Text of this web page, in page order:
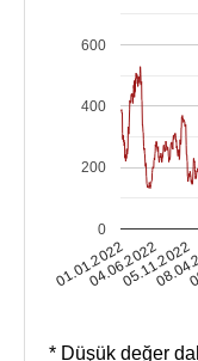
01.01.2022
04.06.2022
05.11.2022
0
200
400
600
* Düşük değer